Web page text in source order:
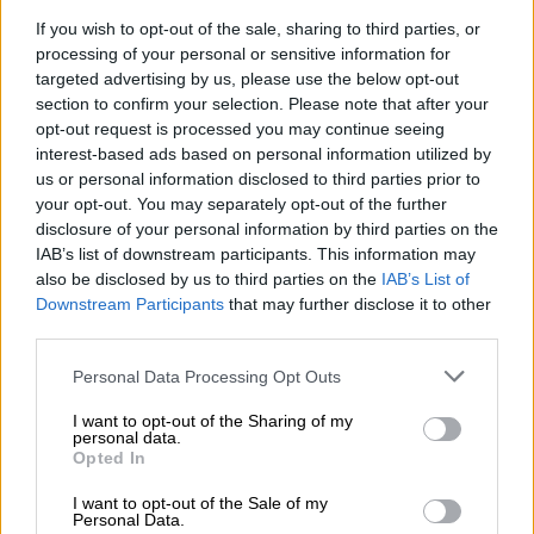
If you wish to opt-out of the sale, sharing to third parties, or
processing of your personal or sensitive information for
targeted advertising by us, please use the below opt-out
section to confirm your selection. Please note that after your
opt-out request is processed you may continue seeing
interest-based ads based on personal information utilized by
us or personal information disclosed to third parties prior to
your opt-out. You may separately opt-out of the further
disclosure of your personal information by third parties on the
IAB’s list of downstream participants. This information may
also be disclosed by us to third parties on the IAB’s List of
Downstream Participants that may further disclose it to other
Please note that this website/app uses one or more Google
not limited to your visit or usage behaviour. You may click to
grant or deny consent to Google and its third-party tags to
use your data for below specified purposes in below Google
consent section.
Personal Data Processing Opt Outs
I want to opt-out of the Sharing of my
personal data.
Opted In
I want to opt-out of the Sale of my
Personal Data.
κόσμου»
Ο Κυριάκος Μητσοτάκης είχε την ευκαιρία
να ενημερωθεί για ταπροϊόντα των εκθετών
και τον εξοπλισμόπου χρησιμοποιούν οι
επαγγελματίες, αλλά και να παρακολουθήσει
μέρος τουπρωταθλήματος καφέ που
διεξάγεται στο πλαίσιο της έκθεσης.
πρωθυπουργός δήλωσε: «H HORECA είναι
έκθεση-σημείο αναφοράςγια τον
ελληνικό τουρισμό, αλλά και για τις πάρα
προμηθεύουν υποδομές και προϊόντα,